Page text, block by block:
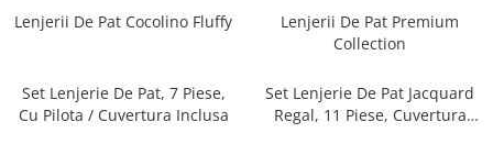
Set Lenjerie De Pat Blana
Set Lenjerie Pat Blanita Iepure, 6
Piese, Cu Pilota Inclusa
Lenjerii De Pat Cocolino Fluffy
Lenjerii De Pat Premium
Collection
Set Lenjerie De Pat, 7 Piese,
Cu Pilota / Cuvertura Inclusa
Set Lenjerie De Pat Jacquard
Regal, 11 Piese, Cuvertura